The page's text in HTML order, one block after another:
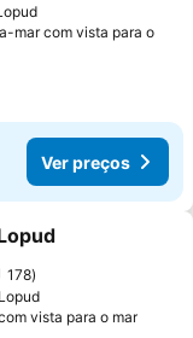
mar com vista para o
Ver preços
favoritos
178
vista para o mar